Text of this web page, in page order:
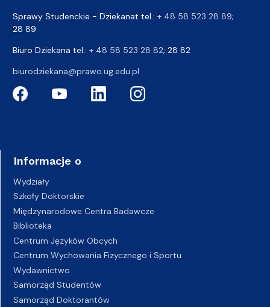
Sprawy Studenckie - Dziekanat tel.: + 48 58 523 28 89;
28 89
Biuro Dziekana tel.: + 48 58 523 28 82; 28 82
biurodziekana@prawo.ug.edu.pl
Informacje o
Wydziały
Szkoły Doktorskie
Międzynarodowe Centra Badawcze
Biblioteka
Centrum Języków Obcych
Centrum Wychowania Fizycznego i Sportu
Wydawnictwo
Samorząd Studentów
Samorząd Doktorantów